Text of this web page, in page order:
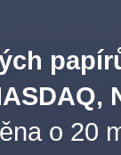
o 20